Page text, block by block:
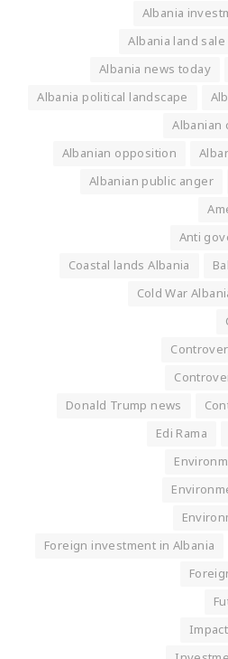
Albania
Albania land sale
Albania news today
Albania political landscape
Albanian
Albanian opposition
Albanian public anger
Anti
Coastal lands Albania
Cold War
Donald Trump news
Edi Rama
Foreign investment in Albania